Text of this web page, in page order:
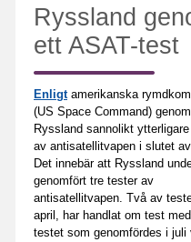
Ryssland
ett ASAT-test
Enligtamerikanska
(US Space Command)
Ryssland sannolikt
av antisatellitvapen i slutet
Det innebär att Ryssland
genomfört tre tester av
antisatellitvapen. Två av
april, har handlat om test
testet som genomfördes i